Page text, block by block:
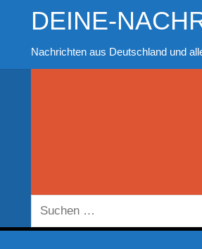
springen
DEINE-
Nachrichten aus Deutschland und
Suchen
nach: